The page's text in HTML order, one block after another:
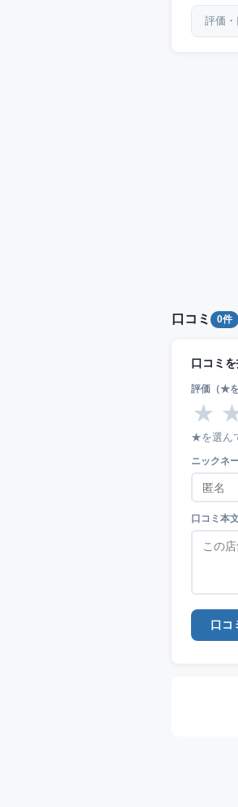
評価
口コミ 0件
口コミ
評価（★を
★
★を選ん
ニックネ
口コミ本
口コ